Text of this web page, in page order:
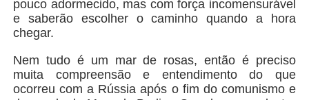
pouco adormecido, mas com força incomensurável
e saberão escolher o caminho quando a hora
chegar.
Nem tudo é um mar de rosas, então é preciso
muita compreensão e entendimento do que
ocorreu com a Rússia após o fim do comunismo e